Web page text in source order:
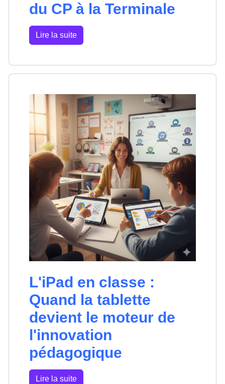
du CP à la Terminale
Lire la suite
L'iPad en classe :
Quand la tablette
devient le moteur de
l'innovation
pédagogique
Lire la suite